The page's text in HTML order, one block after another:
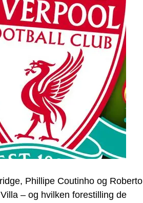
Phillipe Coutinho og Roberto
– og hvilken forestilling de